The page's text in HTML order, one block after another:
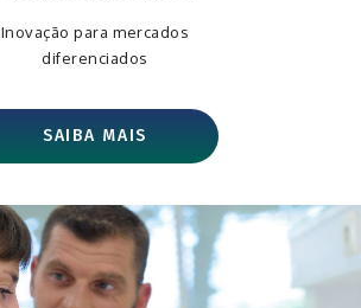
Inovação para mercados
diferenciados
SAIBA MAIS